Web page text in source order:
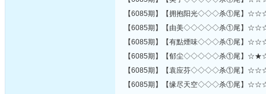
【6085期】【拥抱阳光◇◇◇杀
【6085期】【由美◇◇◇◇◇杀①
【6085期】【有點煙味◇◇◇杀
【6085期】【郁尘◇◇◇◇◇杀①
【6085期】【袁应芬◇◇◇◇杀
【6085期】【缘尽天空◇◇◇杀